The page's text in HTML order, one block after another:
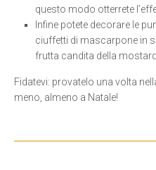
questo modo otterrete
Infine potete decorare le
ciuffetti di mascarpone in
frutta candita della
Fidatevi: provatelo una volta
meno, almeno a Natale!